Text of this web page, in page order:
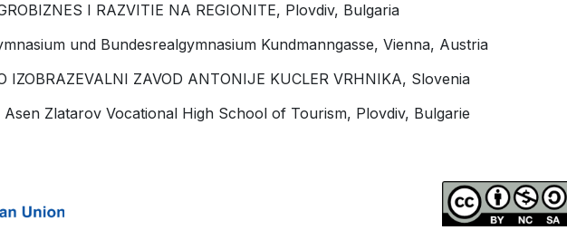
I RAZVITIE NA REGIONITE, Plovdiv, Bulgaria
und Bundesrealgymnasium Kundmanngasse, Vienna, Austria
IZOBRAZEVALNI ZAVOD ANTONIJE KUCLER VRHNIKA, Slovenia
Zlatarov Vocational High School of Tourism, Plovdiv, Bulgarie